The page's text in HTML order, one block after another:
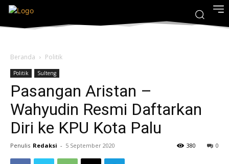
Beranda Politik
Politik Sulteng
Pasangan Aristan –
Wahyudin Resmi Daftarkan
Diri ke KPU Kota Palu
Penulis Redaksi - 5 September 2020 0
380